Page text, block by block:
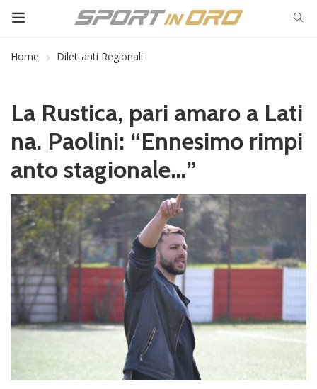
Home Dilettanti Regionali
La Rustica, pari amaro a Lati
na. Paolini: “Ennesimo rimpi
anto stagionale…”